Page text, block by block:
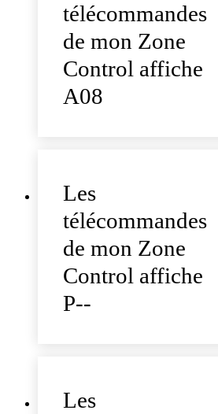
télécommandes
de mon Zone
Control affiche
A08
Les
télécommandes
de mon Zone
Control affiche
P--
Les